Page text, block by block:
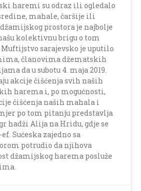
haremi su odraz ili ogledalo
mahale, čaršije ili
prostora je najbolje
kolektivnu brigu o tom
sarajevsko je uputilo
članovima džematskih
da u subotu 4. maja 2019.
akcije čišćenja svih naših
harema i, po mogućnosti,
čišćenja naših mahala i
po tom pitanju predstavlja
hadži Alija na Hridu, gdje se
Sućeska zajedno sa
potrudio da njihova
džamijskog harema posluže